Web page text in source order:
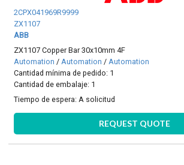
2CPX041969R9999
ZX1107
ABB
ZX1107 Copper Bar 30x10mm 4F
Automation /Automation /Automation
Cantidad mínima de pedido: 1
Cantidad de embalaje: 1
Tiempo de espera:A solicitud
REQUEST QUOTE